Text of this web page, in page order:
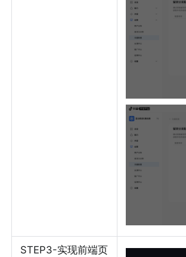
STEP3-实现前端页